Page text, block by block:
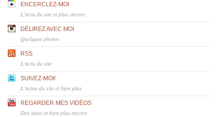
ENCERCLEZ-MOI
L'actu du site et plus encore
DÉLIREZ AVEC MOI
Quelques photos
RSS
L'actu du site
SUIVEZ-MOI!
L'actue du site et bien plus
REGARDER MES VIDÉOS
Des tutos et bien plus encore